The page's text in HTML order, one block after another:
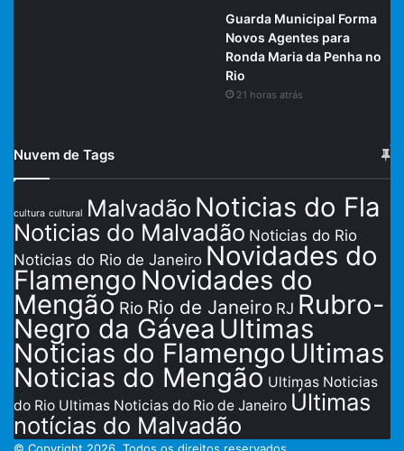
Guarda Municipal Forma
Novos Agentes para
Ronda Maria da Penha no
Rio
21 horas atrás
Nuvem de Tags
cultura cultural Malvadão Noticias do Fla
Noticias do Malvadão Noticias do Rio
Noticias do Rio de Janeiro Novidades do
Flamengo Novidades do
Mengão Rio Rio de Janeiro RJ Rubro-
Negro da Gávea Ultimas
Noticias do Flamengo Ultimas
Noticias do Mengão Ultimas Noticias
do Rio Ultimas Noticias do Rio de Janeiro Últimas
notícias do Malvadão